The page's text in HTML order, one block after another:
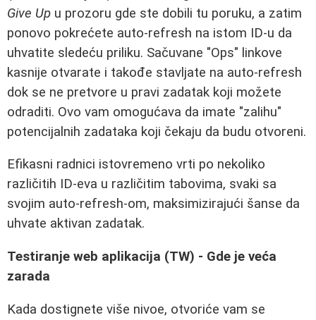
Give Up u prozoru gde ste dobili tu poruku, a zatim
ponovo pokrećete auto-refresh na istom ID-u da
uhvatite sledeću priliku. Sačuvane "Ops" linkove
kasnije otvarate i takođe stavljate na auto-refresh
dok se ne pretvore u pravi zadatak koji možete
odraditi. Ovo vam omogućava da imate "zalihu"
potencijalnih zadataka koji čekaju da budu otvoreni.
Efikasni radnici istovremeno vrti po nekoliko
različitih ID-eva u različitim tabovima, svaki sa
svojim auto-refresh-om, maksimizirajući šanse da
uhvate aktivan zadatak.
Testiranje web aplikacija (TW) - Gde je veća
zarada
Kada dostignete više nivoe, otvoriće vam se